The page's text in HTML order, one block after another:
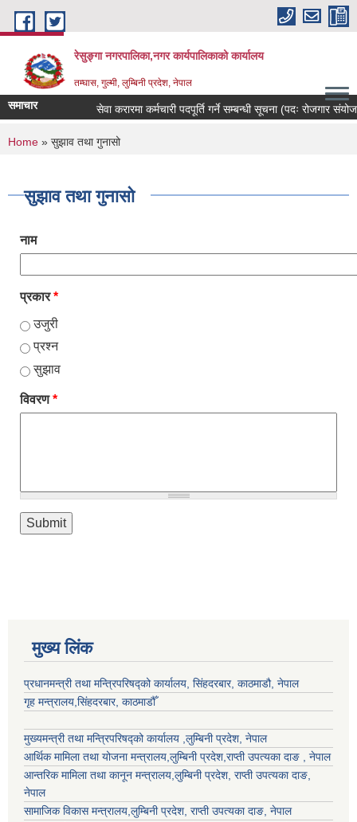
Skip to main content
रेसुङ्गा नगरपालिका,नगर कार्यपालिकाको कार्यालय
तम्घास, गुल्मी, लुम्बिनी प्रदेश, नेपाल
समाचार सेवा करारमा कर्मचारी पदपूर्ति गर्ने सम्बन्धी सूचना (पदः रोजगार संयोजक,
You are here
Home » सुझाव तथा गुनासो
सुझाव तथा गुनासो
नाम
प्रकार*
उजुरी
प्रश्न
सुझाव
विवरण*
मुख्य लिंक
प्रधानमन्त्री तथा मन्त्रिपरिषद्को कार्यालय, सिंहदरबार, काठमाडौ, नेपाल
गृह मन्त्रालय,सिंहदरबार, काठमाडौँ
मुख्यमन्त्री तथा मन्त्रिपरिषद्को कार्यालय ,लुम्बिनी प्रदेश, नेपाल
आर्थिक मामिला तथा योजना मन्त्रालय, लुम्बिनी प्रदेश ,राप्ती उपत्यका दाङ , नेपाल
आन्तरिक मामिला तथा कानून मन्त्रालय, लुम्बिनी प्रदेश राप्ती उपत्यका दाङ
नेपाल
सामाजिक विकास मन्त्रालय, लुम्बिनी प्रदेश राप्ती उपत्यका दाङ , नेपाल